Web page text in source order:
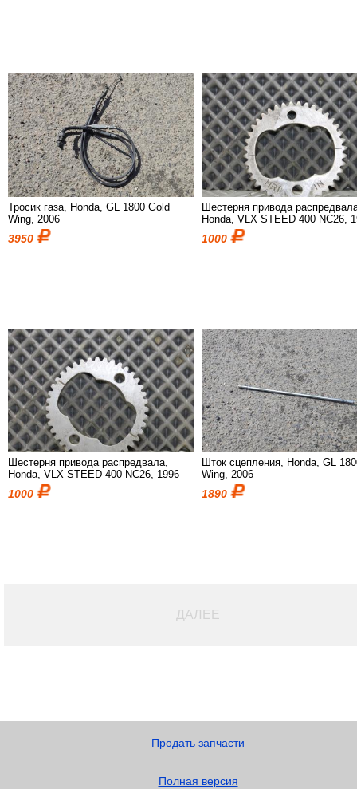
Тросик газа, Honda, GL 1800 Gold
Wing, 2006
3950
Шестерня привода
Honda, VLX STEED 400 NC26,
1000
Шестерня привода распредвала,
Honda, VLX STEED 400 NC26, 1996
1000
Шток сцепления, Honda, GL
Wing, 2006
1890
ДАЛЕЕ
Продать запчасти
Полная версия